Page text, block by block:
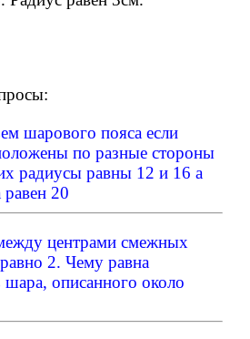
шарового пояса если
по разные стороны
радиусы равны 12 и 16 а
20
центрами смежных
2. Чему равна
шара, описанного около